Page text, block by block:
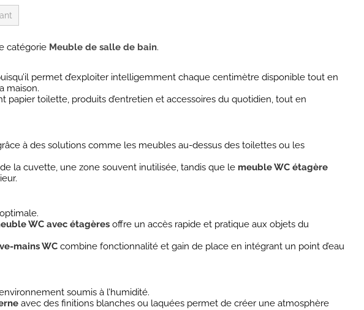
catégorie Meuble de salle de bain.
permet d’exploiter intelligemment chaque centimètre disponible tout en
maison.
papier toilette, produits d’entretien et accessoires du quotidien, tout en
à des solutions comme les meubles au-dessus des toilettes ou les
la cuvette, une zone souvent inutilisée, tandis que le meuble WC étagère
WC avec étagères offre un accès rapide et pratique aux objets du
mains WC combine fonctionnalité et gain de place en intégrant un point d’eau
soumis à l’humidité.
avec des finitions blanches ou laquées permet de créer une atmosphère